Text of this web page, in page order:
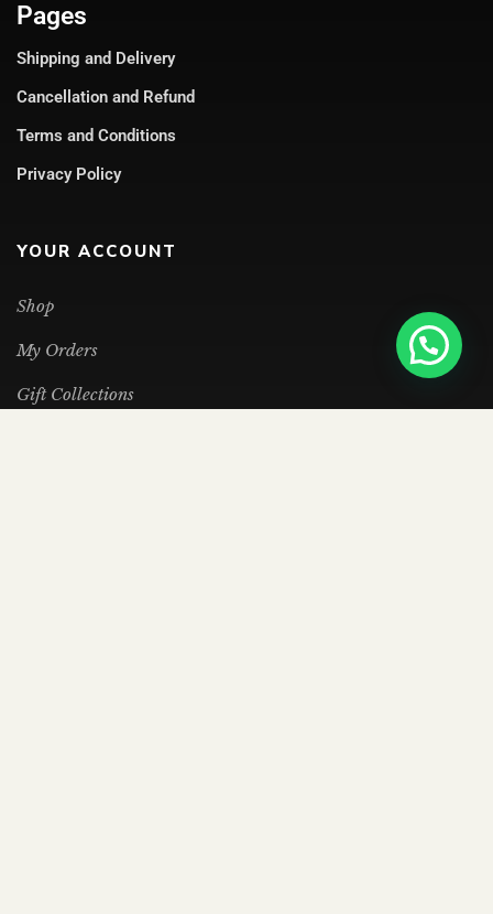
Pages
Shipping and Delivery
Cancellation and Refund
Terms and Conditions
Privacy Policy
YOUR ACCOUNT
Shop
My Orders
Gift Collections